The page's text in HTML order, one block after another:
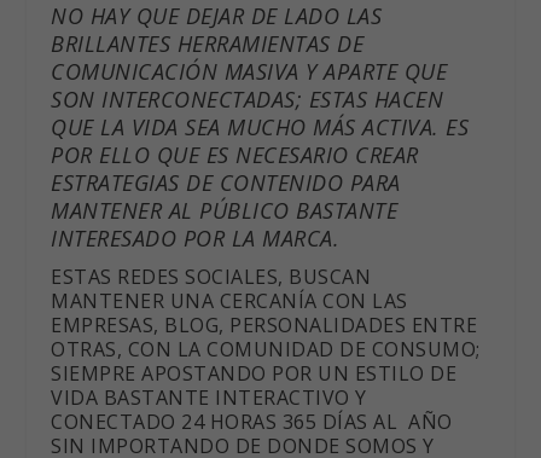
NO HAY QUE DEJAR DE LADO LAS
BRILLANTES HERRAMIENTAS DE
COMUNICACIÓN MASIVA Y APARTE QUE
SON INTERCONECTADAS; ESTAS HACEN
QUE LA VIDA SEA MUCHO MÁS ACTIVA. ES
POR ELLO QUE ES NECESARIO CREAR
ESTRATEGIAS DE CONTENIDO PARA
MANTENER AL PÚBLICO BASTANTE
INTERESADO POR LA MARCA.
ESTAS REDES SOCIALES, BUSCAN
MANTENER UNA CERCANÍA CON LAS
EMPRESAS, BLOG, PERSONALIDADES ENTRE
OTRAS, CON LA COMUNIDAD DE CONSUMO;
SIEMPRE APOSTANDO POR UN ESTILO DE
VIDA BASTANTE INTERACTIVO Y
CONECTADO 24 HORAS 365 DÍAS AL AÑO
SIN IMPORTANDO DE DONDE SOMOS Y